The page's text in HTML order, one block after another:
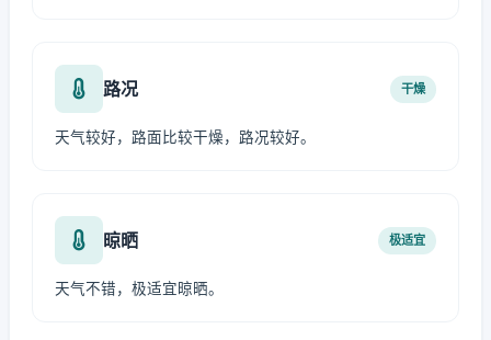
路况 干燥
天气较好，路面比较干燥，路况较好。
晾晒 极适宜
天气不错，极适宜晾晒。